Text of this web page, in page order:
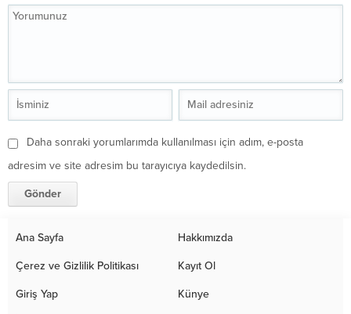
Daha sonraki yorumlarımda kullanılması için adım, e-posta
adresim ve site adresim bu tarayıcıya kaydedilsin.
Ana Sayfa Hakkımızda
Çerez ve Gizlilik Politikası Kayıt Ol
Giriş Yap Künye